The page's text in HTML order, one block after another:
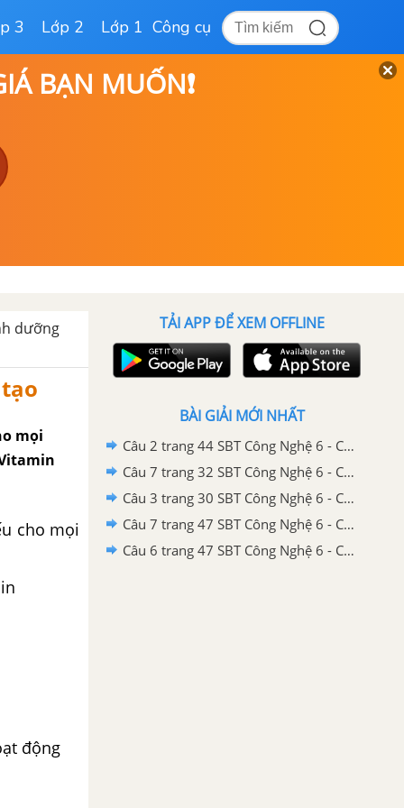
3 Lớp 2 Lớp 1 Công cụ
BẠN MUỐN❗
dưỡng
mọi
cho mọi
động
TẢI APP ĐỂ XEM OFFLINE
BÀI GIẢI MỚI NHẤT
Câu 2 trang 44 SBT Công Nghệ 6 - Chân trời sáng tạo
Câu 7 trang 32 SBT Công Nghệ 6 - Chân trời sáng tạo
Câu 3 trang 30 SBT Công Nghệ 6 - Chân trời sáng tạo
Câu 7 trang 47 SBT Công Nghệ 6 - Chân trời sáng tạo
Câu 6 trang 47 SBT Công Nghệ 6 - Chân trời sáng tạo